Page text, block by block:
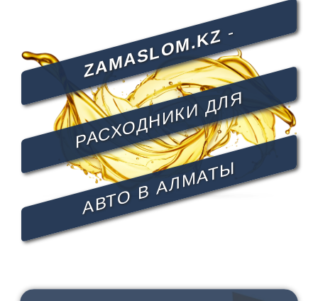
ZAMASLOM.KZ -
РАСХОДНИКИ ДЛЯ
АВТО В АЛМАТЫ